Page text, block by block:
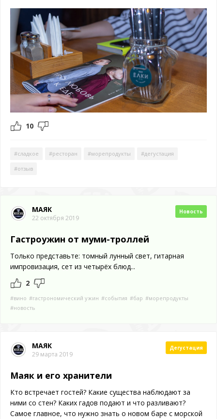
10
#сладкое #ресторан #морепродукты #дегустация
#отзыв
МАЯК
22 октября 2019
Новость
Гастроужин от муми-троллей
Только представьте: томный лунный свет, гитарная
импровизация, сет из четырёх блюд...
2
#вино #гастрономический ужин #события #бар #морепродукты
#новость
МАЯК
29 марта 2019
Дегустация
Маяк и его хранители
Кто встречает гостей? Какие существа наблюдают за
ними со стен? Каких гадов подают и что разливают?
Самое главное, что нужно знать о новом баре с морской